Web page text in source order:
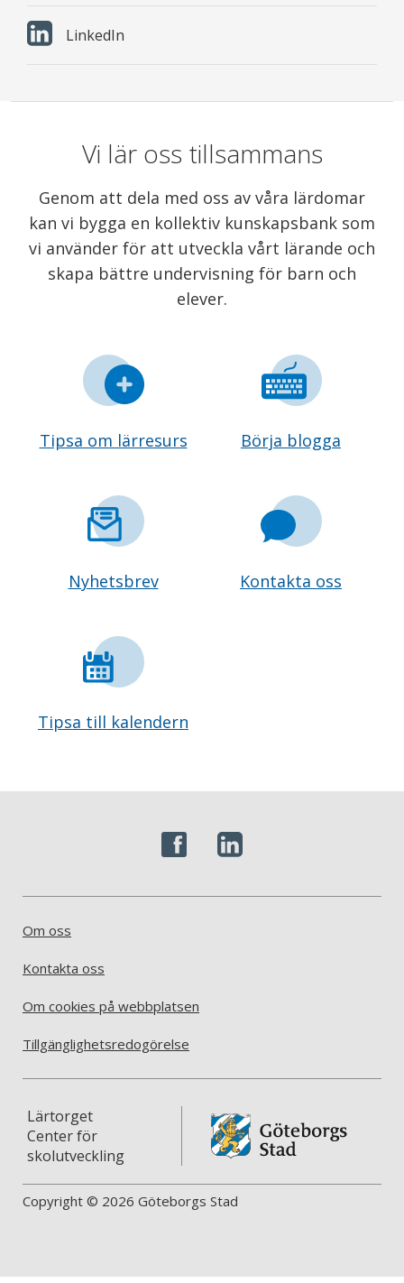
LinkedIn
Vi lär oss tillsammans
Genom att dela med oss av våra lärdomar
kan vi bygga en kollektiv kunskapsbank som
vi använder för att utveckla vårt lärande och
skapa bättre undervisning för barn och
elever.
Tipsa om lärresurs Börja blogga
Nyhetsbrev Kontakta oss
Tipsa till kalendern
Om oss
Kontakta oss
Om cookies på webbplatsen
Tillgänglighetsredogörelse
Lärtorget
Center för
skolutveckling
Copyright © 2026 Göteborgs Stad